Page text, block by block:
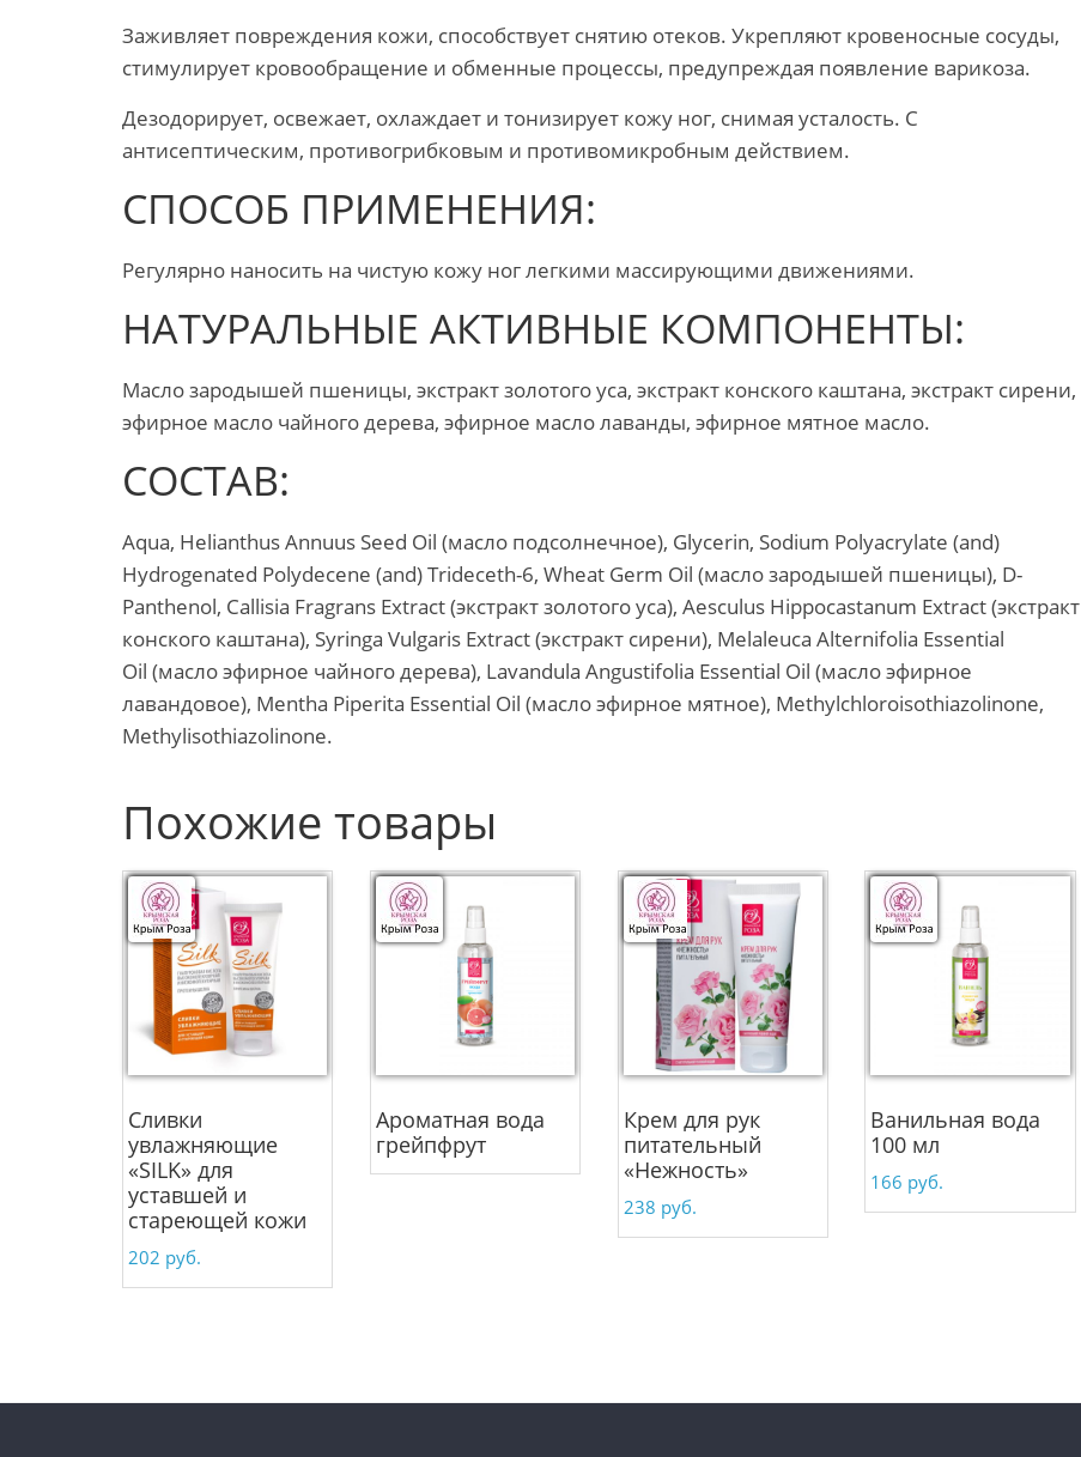
Заживляет повреждения кожи, способствует снятию отеков. Укрепляют кровеносные сосуды,
стимулирует кровообращение и обменные процессы, предупреждая появление варикоза.
Дезодорирует, освежает, охлаждает и тонизирует кожу ног, снимая усталость. С
антисептическим, противогрибковым и противомикробным действием.
СПОСОБ ПРИМЕНЕНИЯ:
Регулярно наносить на чистую кожу ног легкими массирующими движениями.
НАТУРАЛЬНЫЕ АКТИВНЫЕ КОМПОНЕНТЫ:
Масло зародышей пшеницы, экстракт золотого уса, экстракт конского каштана, экстракт сирени,
эфирное масло чайного дерева, эфирное масло лаванды, эфирное мятное масло.
СОСТАВ:
Aqua, Helianthus Annuus Seed Oil (масло подсолнечное), Glycerin, Sodium Polyacrylate (and)
Hydrogenated Polydecene (and) Trideceth-6, Wheat Germ Oil (масло зародышей пшеницы), D-
Panthenol, Callisia Fragrans Extract (экстракт золотого уса), Aesculus Hippocastanum Extract (экстракт
конского каштана), Syringa Vulgaris Extract (экстракт сирени), Melaleuca Alternifolia Essential
Oil (масло эфирное чайного дерева), Lavandula Angustifolia Essential Oil (масло эфирное
лавандовое), Mentha Piperita Essential Oil (масло эфирное мятное), Methylchloroisothiazolinone,
Methylisothiazolinone.
Похожие товары
Сливки
увлажняющие
«SILK» для
уставшей и
стареющей кожи
202 руб.
Ароматная вода
грейпфрут
Крем для рук
питательный
«Нежность»
238 руб.
Ванильная вода
100 мл
166 руб.